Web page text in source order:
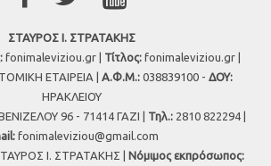
ΣΤΑΥΡΟΣ Ι. ΣΤΡΑΤΑΚΗΣ
fonimaleviziou.gr | Τίτλος:fonimaleviziou.gr |
ΕΤΑΙΡΕΙΑ | Α.Φ.Μ.: 038839100 - ΔΟΥ:
ΗΡΑΚΛΕΙΟΥ
96 - 71414 ΓΑΖΙ | Τηλ.: 2810 822294 |
fonimaleviziou@gmail.com
Ι. ΣΤΡΑΤΑΚΗΣ | Νόμιμος εκπρόσωπος: